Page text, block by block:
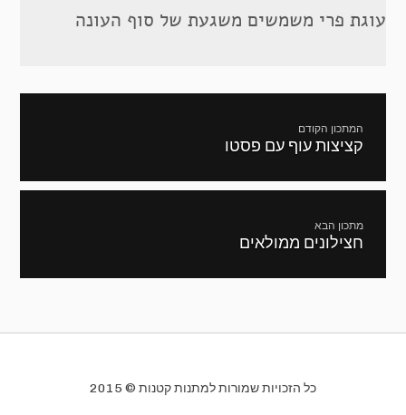
עוגת פרי משמשים משגעת של סוף העונה
המתכון הקודם
מתכון
קציצות עוף עם פסטו
מתכון הבא
המתכון
חצילונים ממולאים
כל הזכויות שמורות למתנות קטנות © 2015